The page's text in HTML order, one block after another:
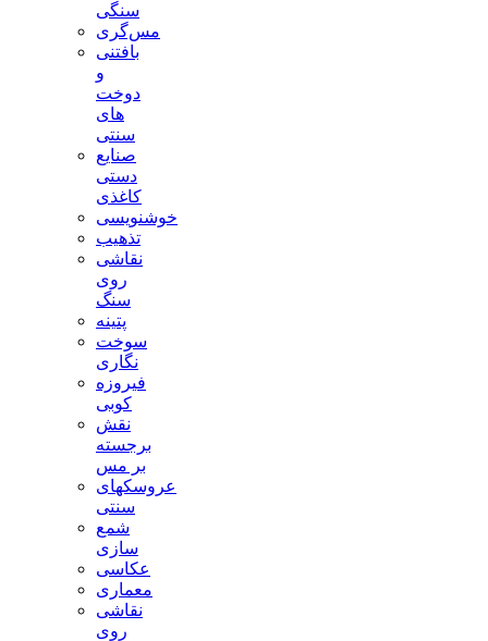
سنگی
مس‌گری
بافتنی‌
و
دوخت
های
سنتی
صنایع
دستی
کاغذی
خوشنویسی
تذهیب
نقاشی
روی
سنگ
پتینه
سوخت
نگاری
فیروزه
کوبی
نقش
برجسته
بر مس
عروسکهای
سنتی
شمع
سازی
عکاسی
معماری
نقاشی
روی